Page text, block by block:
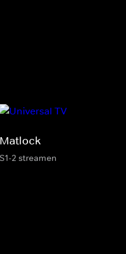
Matlock
S1-2 streamen